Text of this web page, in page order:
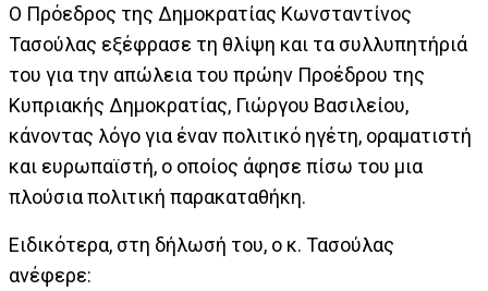
Ο Πρόεδρος της Δημοκρατίας Κωνσταντίνος
Τασούλας εξέφρασε τη θλίψη και τα συλλυπητήριά
του για την απώλεια του πρώην Προέδρου της
Κυπριακής Δημοκρατίας, Γιώργου Βασιλείου,
κάνοντας λόγο για έναν πολιτικό ηγέτη, οραματιστή
και ευρωπαϊστή, ο οποίος άφησε πίσω του μια
πλούσια πολιτική παρακαταθήκη.
Ειδικότερα, στη δήλωσή του, ο κ. Τασούλας
ανέφερε: